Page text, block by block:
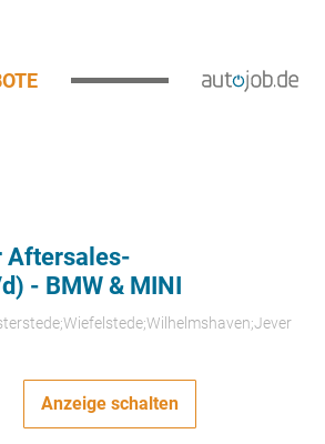
Aftersales-
- BMW & MINI
Anzeige schalten